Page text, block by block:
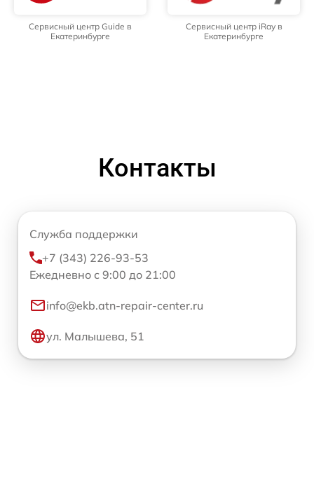
Сервисный центр Guide в
Екатеринбурге
Сервисный центр iRay в
Екатеринбурге
Контакты
Служба поддержки
+7 (343) 226-93-53
Ежедневно с 9:00 до 21:00
info@ekb.atn-repair-center.ru
ул. Малышева, 51